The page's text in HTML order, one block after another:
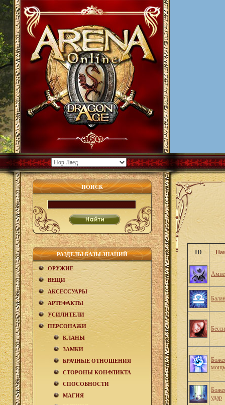
ПОИСК
РАЗДЕЛЫ БАЗЫ ЗНАНИЙ
ОРУЖИЕ
ВЕЩИ
АКCЕСCУАРЫ
АРТЕФАКТЫ
УСИЛИТЕЛИ
ПЕРСОНАЖИ
КЛАНЫ
ЗАМКИ
БРАЧНЫЕ ОТНОШЕНИЯ
CТОРОНЫ КОНФЛИКТА
СПОСОБНОСТИ
МАГИЯ
ID
мощь
удар